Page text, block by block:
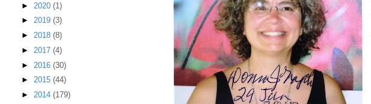
► 2020 (1)
► 2019 (3)
► 2018 (8)
► 2017 (4)
► 2016 (30)
► 2015 (44)
► 2014 (179)